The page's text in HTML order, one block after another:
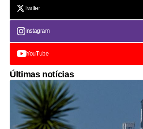
Twitter
Instagram
YouTube
Últimas notícias